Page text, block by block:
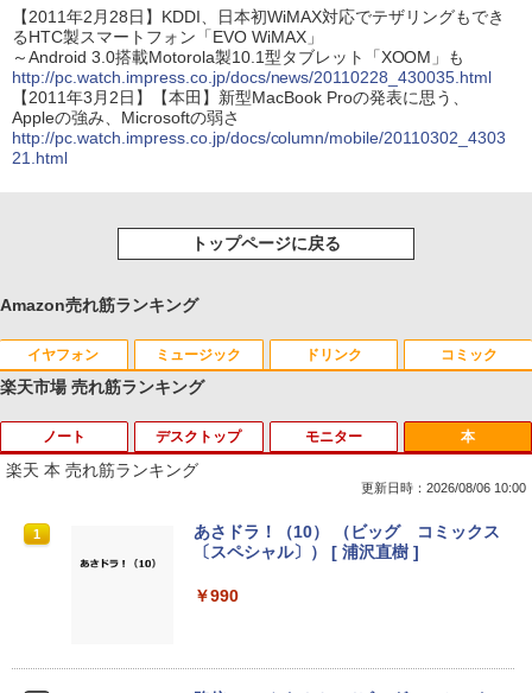
【2011年2月28日】KDDI、日本初WiMAX対応でテザリングもでき
るHTC製スマートフォン「EVO WiMAX」
～Android 3.0搭載Motorola製10.1型タブレット「XOOM」も
http://pc.watch.impress.co.jp/docs/news/20110228_430035.html
【2011年3月2日】【本田】新型MacBook Proの発表に思う、
Appleの強み、Microsoftの弱さ
http://pc.watch.impress.co.jp/docs/column/mobile/20110302_4303
21.html
トップページに戻る
Amazon売れ筋ランキング
イヤフォン
Anker Soundcore P40i オフホワイト
￥5,990
Anker Soundcore P31i ブラック
ミュージック
BRUCE WAYNE feat. Flo Milli, ATL Jacob
[Explicit]
BRUCE WAYNE feat. Flo Milli, ATL Jacob
ドリンク
【Amazon.co.jp限定】 い・ろ・は・す 2L P
ET ラベルレス ×8本
by Amazon 天然水 ラベルレス 500ml ×24本
コミック
薬屋のひとりごと 17巻 (デジタル版ビッグガ
ンガンコミックス)
異世界居酒屋「のぶ」(22) (角川コミックス・
楽天市場 売れ筋ランキング
ノート
1
【8/05.8/10限定！お買い物マラソン×5の
つく日｜ポイント最大49.5倍】【中古・
novo 300e Chromebook 2nd Gen 81M
デスクトップ
1
【高速SSD128GB＋大容量HDD500GB】
超小型・省スペース 中古デスクトップP
dows11 Microsoft Office2024 Dell Opt
モニター
1
HP ProDisplay P222va 液晶モニター 2
1.5インチワイド 黒 ブラック 1920×1080
ネル ミニ D-sub VGA DisplayPort ディ
本
楽天 本 売れ筋ランキング
更新日時：2026/08/06 10:00
1
あさドラ！（10） （ビッグ コミックス
〔スペシャル〕） [ 浦沢直樹 ]
￥990